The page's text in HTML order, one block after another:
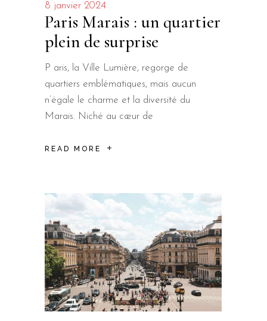
8 janvier 2024
Paris Marais : un quartier
plein de surprise
P aris, la Ville Lumière, regorge de
quartiers emblématiques, mais aucun
n’égale le charme et la diversité du
Marais. Niché au cœur de
READ MORE